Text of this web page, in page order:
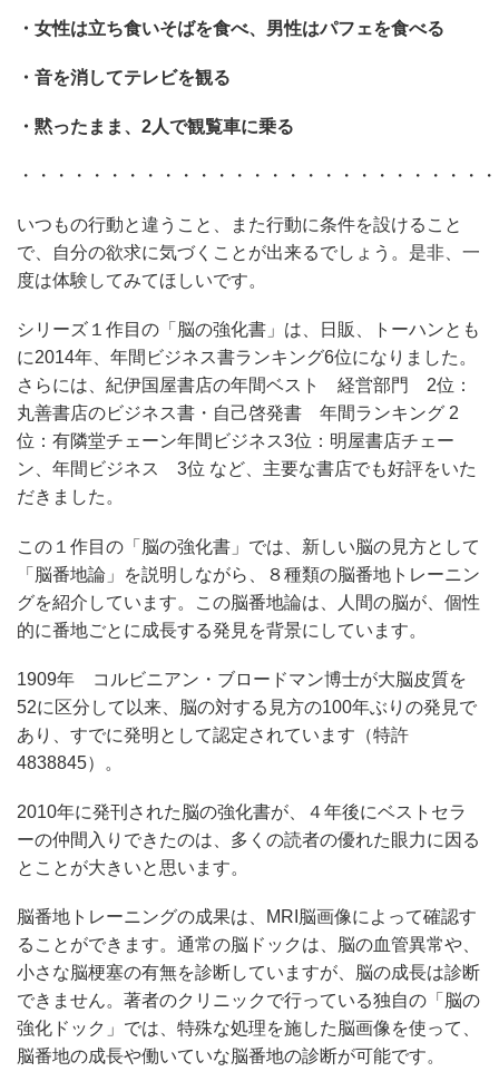
・女性は立ち食いそばを食べ、男性はパフェを食べる
・音を消してテレビを観る
・黙ったまま、2人で観覧車に乗る
・・・・・・・・・・・・・・・・・・・・・・・・・・
いつもの行動と違うこと、また行動に条件を設けること
で、自分の欲求に気づくことが出来るでしょう。是非、一
度は体験してみてほしいです。
シリーズ１作目の「脳の強化書」は、日販、トーハンとも
に2014年、年間ビジネス書ランキング6位になりました。
さらには、紀伊国屋書店の年間ベスト 経営部門 2位：
丸善書店のビジネス書・自己啓発書 年間ランキング 2
位：有隣堂チェーン年間ビジネス3位：明屋書店チェー
ン、年間ビジネス 3位 など、主要な書店でも好評をいた
だきました。
この１作目の「脳の強化書」では、新しい脳の見方として
「脳番地論」を説明しながら、８種類の脳番地トレーニン
グを紹介しています。この脳番地論は、人間の脳が、個性
的に番地ごとに成長する発見を背景にしています。
1909年 コルビニアン・ブロードマン博士が大脳皮質を
52に区分して以来、脳の対する見方の100年ぶりの発見で
あり、すでに発明として認定されています（特許
4838845）。
2010年に発刊された脳の強化書が、４年後にベストセラ
ーの仲間入りできたのは、多くの読者の優れた眼力に因る
とことが大きいと思います。
脳番地トレーニングの成果は、MRI脳画像によって確認す
ることができます。通常の脳ドックは、脳の血管異常や、
小さな脳梗塞の有無を診断していますが、脳の成長は診断
できません。著者のクリニックで行っている独自の「脳の
強化ドック」では、特殊な処理を施した脳画像を使って、
脳番地の成長や働いていな脳番地の診断が可能です。